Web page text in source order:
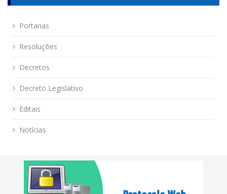
Portarias
Resoluções
Decretos
Decreto Legislativo
Editais
Notícias